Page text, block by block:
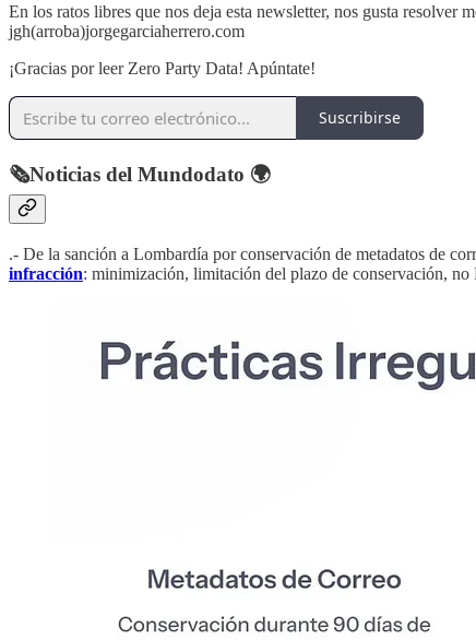
En los ratos libres que nos deja esta newsletter, nos gusta resolver
jgh(arroba)jorgegarciaherrero.com
¡Gracias por leer Zero Party Data! Apúntate!
Suscribirse
🗞️Noticias del Mundodato 🌍
.- De la sanción a Lombardía por conservación de metadatos de
infracción: minimización, limitación del plazo de conservación, no